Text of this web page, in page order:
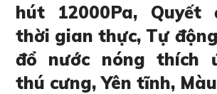
hút 12000Pa, Quyết
thời gian thực, Tự
đổ nước nóng thích
thú cưng, Yên tĩnh,